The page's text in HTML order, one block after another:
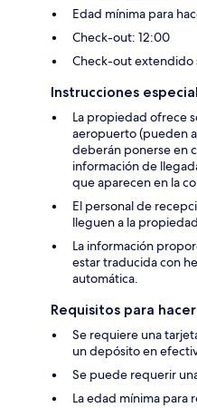
Edad mínima para
Check-out: 12:00
Check-out extendido
Instrucciones
La propiedad ofrece
aeropuerto (pueden
deberán ponerse en
información de
que aparecen en la
El personal de
lleguen a la
La información
estar traducida con
automática.
Requisitos para
Se requiere una
un depósito en
Se puede requerir
La edad mínima para